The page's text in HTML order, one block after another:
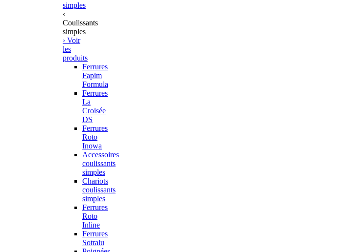
simples
‹
Coulissants
simples
› Voir
les
produits
Ferrures
Fapim
Formula
Ferrures
La
Croisée
DS
Ferrures
Roto
Inowa
Accessoires
coulissants
simples
Chariots
coulissants
simples
Ferrures
Roto
Inline
Ferrures
Sotralu